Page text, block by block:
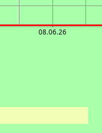
08.06.26